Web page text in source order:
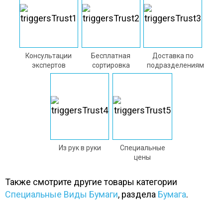
Консультации
экспертов
Бесплатная
сортировка
Доставка по
подразделениям
Из рук в руки
Специальные
цены
Также смотрите другие товары категории
Специальные Виды Бумаги, раздела Бумага.